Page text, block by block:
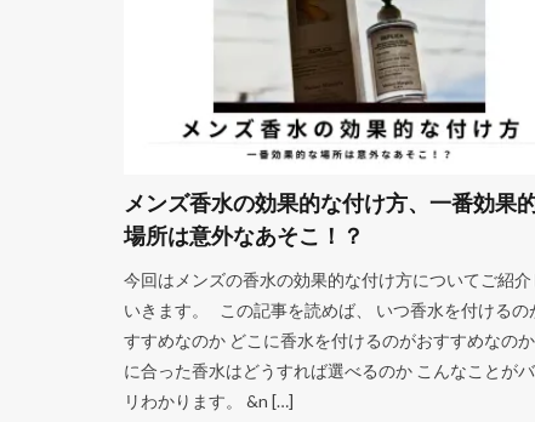
メンズ香水の効果的な付け方、一番効果
場所は意外なあそこ！？
今回はメンズの香水の効果的な付け方についてご紹介
いきます。 この記事を読めば、 いつ香水を付けるの
すすめなのか どこに香水を付けるのがおすすめなの
に合った香水はどうすれば選べるのか こんなことが
リわかります。 &n […]